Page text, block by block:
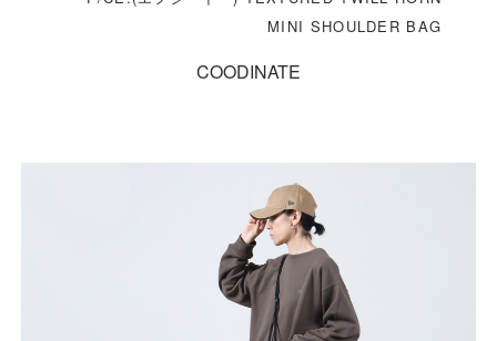
MINI SHOULDER BAG
COODINATE